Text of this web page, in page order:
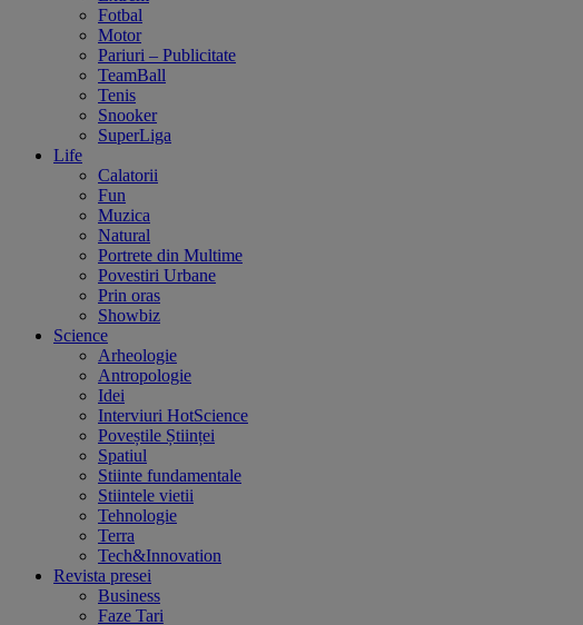
Fotbal
Motor
Pariuri – Publicitate
TeamBall
Tenis
Snooker
SuperLiga
Life
Calatorii
Fun
Muzica
Natural
Portrete din Multime
Povestiri Urbane
Prin oras
Showbiz
Science
Arheologie
Antropologie
Idei
Interviuri HotScience
Poveștile Științei
Spatiul
Stiinte fundamentale
Stiintele vietii
Tehnologie
Terra
Tech&Innovation
Revista presei
Business
Faze Tari